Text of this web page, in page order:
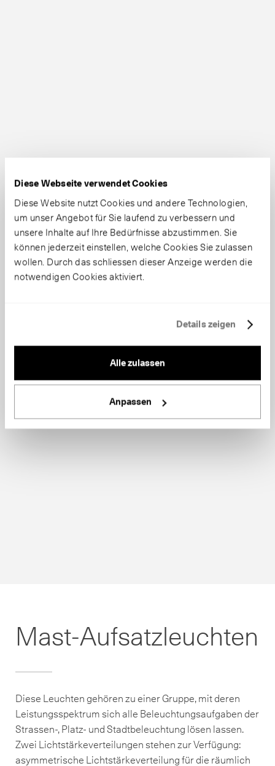
Diese Webseite verwendet Cookies
Diese Website nutzt Cookies und andere Technologien,
um unser Angebot für Sie laufend zu verbessern und
unsere Inhalte auf Ihre Bedürfnisse abzustimmen. Sie
können jederzeit einstellen, welche Cookies Sie zulassen
wollen. Durch das schliessen dieser Anzeige werden die
notwendigen Cookies aktiviert.
Details zeigen
Alle zulassen
Anpassen
Mast-Aufsatzleuchten
Diese Leuchten gehören zu einer Gruppe, mit deren
Leistungsspektrum sich alle Beleuchtungsaufgaben der
Strassen-, Platz- und Stadtbeleuchtung lösen lassen.
Zwei Lichtstärkeverteilungen stehen zur Verfügung:
asymmetrische Lichtstärkeverteilung für die räumlich